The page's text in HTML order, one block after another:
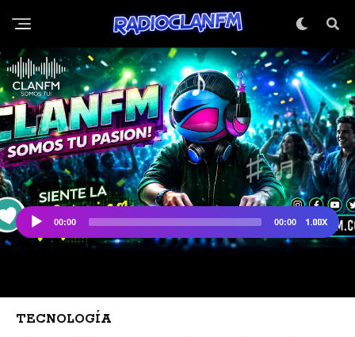
TECNOLOGÍA